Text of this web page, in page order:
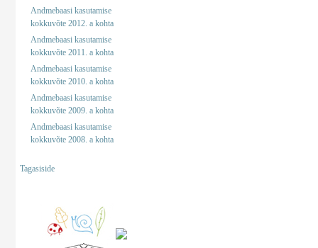
Andmebaasi kasutamise
kokkuvõte 2012. a kohta
Andmebaasi kasutamise
kokkuvõte 2011. a kohta
Andmebaasi kasutamise
kokkuvõte 2010. a kohta
Andmebaasi kasutamise
kokkuvõte 2009. a kohta
Andmebaasi kasutamise
kokkuvõte 2008. a kohta
Tagasiside